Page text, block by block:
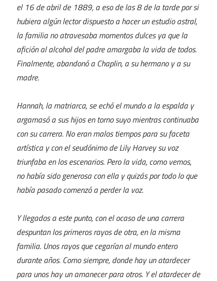
el 16 de abril de 1889, a eso de las 8 de la tarde por si
hubiera algún lector dispuesto a hacer un estudio astral,
la familia no atravesaba momentos dulces ya que la
afición al alcohol del padre amargaba la vida de todos.
Finalmente, abandonó a Chaplin, a su hermano y a su
madre.
Hannah, la matriarca, se echó el mundo a la espalda y
argamasó a sus hijos en torno suyo mientras continuaba
con su carrera. No eran malos tiempos para su faceta
artística y con el seudónimo de Lily Harvey su voz
triunfaba en los escenarios. Pero la vida, como vemos,
no había sido generosa con ella y quizás por todo lo que
había pasado comenzó a perder la voz.
Y llegados a este punto, con el ocaso de una carrera
despuntan los primeros rayos de otra, en la misma
familia. Unos rayos que cegarían al mundo entero
durante años. Como siempre, donde hay un atardecer
para unos hay un amanecer para otros. Y el atardecer de